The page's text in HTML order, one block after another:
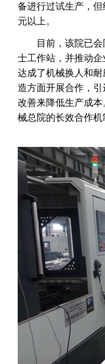
备进行过试生产，
元以上。
目前，该院已会同
士工作站，并推动
达成了机械换人和
造方面开展合作，
改善来降低生产成
械总院的长效合作